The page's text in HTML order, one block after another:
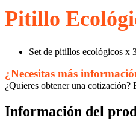
Pitillo
Set de pitillos ecológicos x
¿Necesitas más
¿Quieres obtener una cotización?
Información del